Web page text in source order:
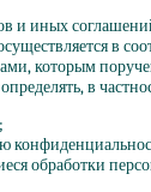
и иных
в
которым
в
обработки